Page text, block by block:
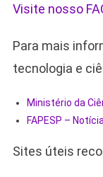
Visite nosso
Para mais
tecnologia e
Ministério da
FAPESP –
Sites úteis